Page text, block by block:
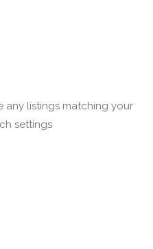
any listings matching your
settings